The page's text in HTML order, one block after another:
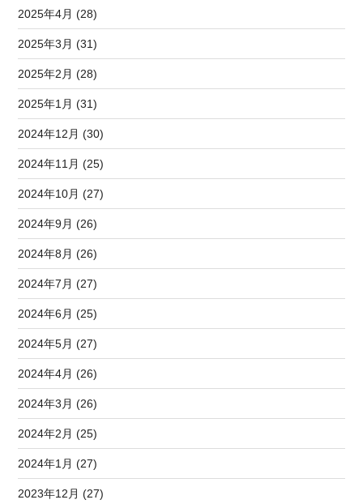
2025年4月 (28)
2025年3月 (31)
2025年2月 (28)
2025年1月 (31)
2024年12月 (30)
2024年11月 (25)
2024年10月 (27)
2024年9月 (26)
2024年8月 (26)
2024年7月 (27)
2024年6月 (25)
2024年5月 (27)
2024年4月 (26)
2024年3月 (26)
2024年2月 (25)
2024年1月 (27)
2023年12月 (27)